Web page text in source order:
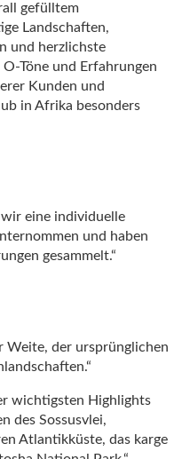
gefülltem
Landschaften,
und herzlichste
und Erfahrungen
Kunden und
in Afrika besonders
eine individuelle
und haben
gesammelt.“
Weite, der ursprünglichen
wichtigsten Highlights
des Sossusvlei,
Atlantikküste, das karge